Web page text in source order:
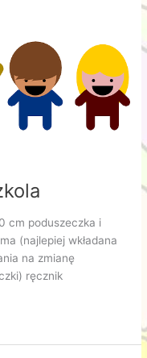
cm poduszeczka i
(najlepiej wkładana
na zmianę
ręcznik